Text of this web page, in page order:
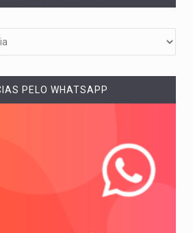
PELO WHATSAPP